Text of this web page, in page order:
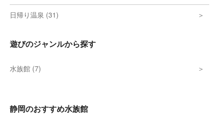
日帰り温泉 (31)
遊びのジャンルから探す
水族館 (7)
静岡のおすすめ水族館